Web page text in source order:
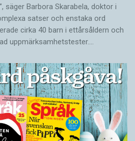
säger Barbora Skarabela, doktor i
satser och enstaka ord
cirka 40 barn i ettårsåldern och
uppmärksamhetstester.…